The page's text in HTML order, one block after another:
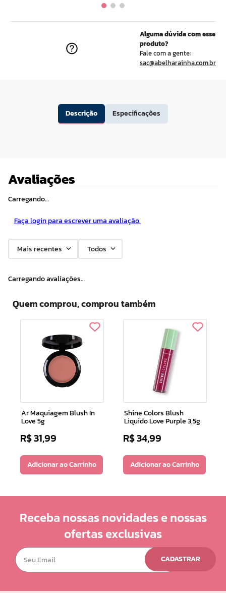
Alguma dúvida com esse
produto?
Fale com a gente:
sac@abelharainha.com.br
Descrição Especificações
Avaliações
Carregando…
Faça login para escrever uma avaliação.
Mais recentes Todos
Carregando avaliações…
Quem comprou, comprou também
Ar Maquiagem Blush In
Love 5g
R$31,99
Adicionar ao Carrinho
Shine Colors Blush
Liquido Love Purple 3,5g
R$34,99
Adicionar ao Carrinho
Receba nossas novidades e nossas
ofertas exclusivas
CADASTRAR